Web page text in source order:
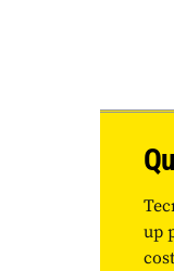
up